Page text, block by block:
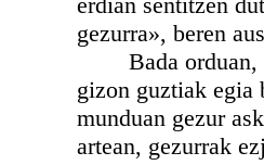
gezurra», beren
Bada orduan,
gizon guztiak egia
munduan gezur
artean, gezurrak